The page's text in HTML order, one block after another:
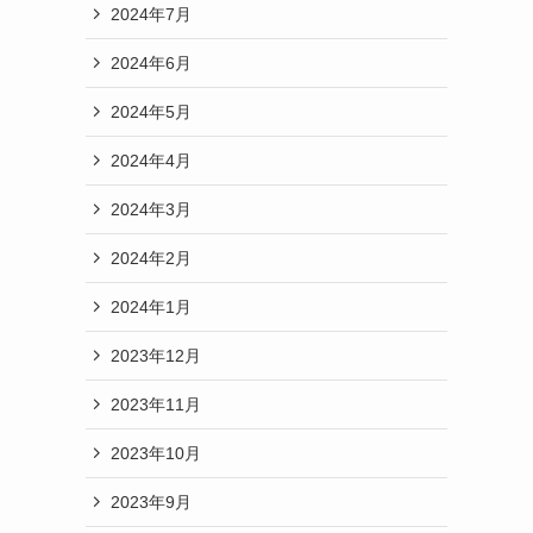
2024年7月
2024年6月
2024年5月
2024年4月
2024年3月
2024年2月
2024年1月
2023年12月
2023年11月
2023年10月
2023年9月